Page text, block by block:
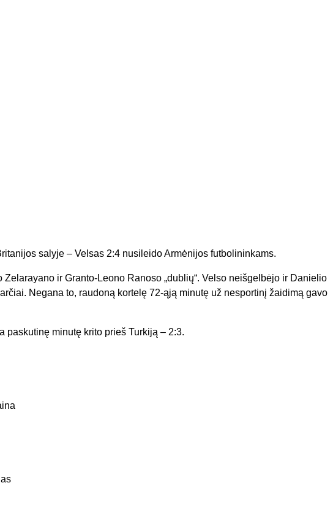
salyje – Velsas 2:4 nusileido Armėnijos futbolininkams.
Zelarayano ir Granto-Leono Ranoso „dublių“. Velso neišgelbėjo ir Danielio
Negana to, raudoną kortelę 72-ąją minutę už nesportinį žaidimą gavo
paskutinę minutę krito prieš Turkiją – 2:3.